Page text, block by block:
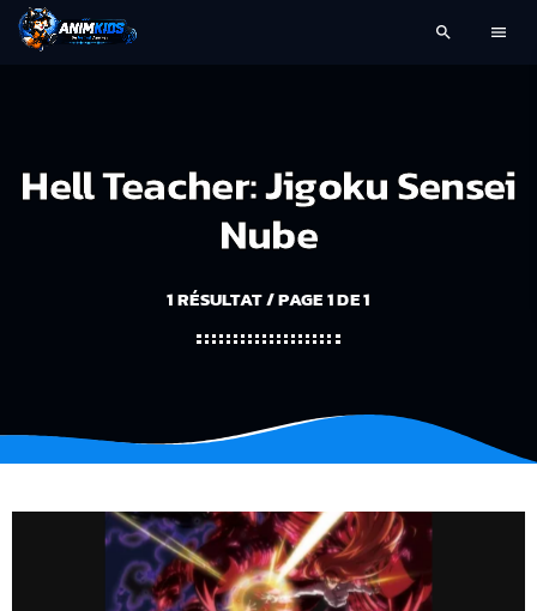
search menu
Hell Teacher: Jigoku Sensei
Nube
1 RÉSULTAT / PAGE 1 DE 1